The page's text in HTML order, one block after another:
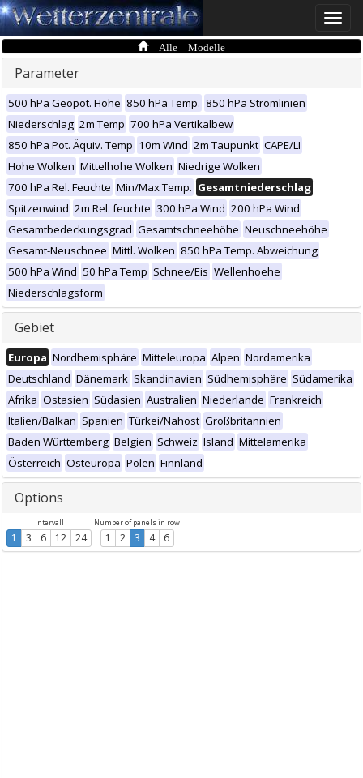
Toggle
Alle Modelle
Parameter
500 hPa Geopot. Höhe 850 hPa Temp. 850 hPa Stromlinien
Niederschlag 2m Temp 700 hPa Vertikalbew
850 hPa Pot. Äquiv. Temp 10m Wind 2m Taupunkt CAPE/LI
Hohe Wolken Mittelhohe Wolken Niedrige Wolken
700 hPa Rel. Feuchte Min/Max Temp. Gesamtniederschlag
Spitzenwind 2m Rel. feuchte 300 hPa Wind 200 hPa Wind
Gesamtbedeckungsgrad Gesamtschneehöhe Neuschneehöhe
Gesamt-Neuschnee Mittl. Wolken 850 hPa Temp. Abweichung
500 hPa Wind 50 hPa Temp Schnee/Eis Wellenhoehe
Niederschlagsform
Gebiet
Europa Nordhemisphäre Mitteleuropa Alpen Nordamerika
Deutschland Dänemark Skandinavien Südhemisphäre Südamerika
Afrika Ostasien Südasien Australien Niederlande Frankreich
Italien/Balkan Spanien Türkei/Nahost Großbritannien
Baden Württemberg Belgien Schweiz Island Mittelamerika
Österreich Osteuropa Polen Finnland
Options
Intervall
1 3 6 12 24
Number of panels in row
1 2 3 4 6